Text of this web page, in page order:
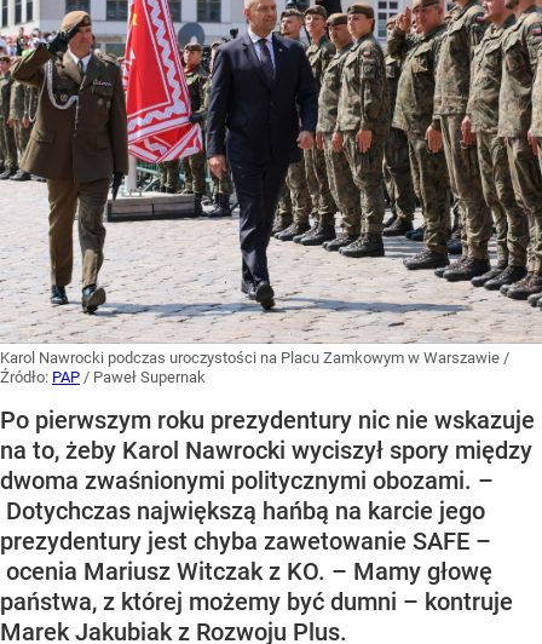
Karol Nawrocki podczas uroczystości na Placu Zamkowym w Warszawie /
Źródło: PAP / Paweł Supernak
Po pierwszym roku prezydentury nic nie wskazuje
na to, żeby Karol Nawrocki wyciszył spory między
dwoma zwaśnionymi politycznymi obozami. –
Dotychczas największą hańbą na karcie jego
prezydentury jest chyba zawetowanie SAFE –
ocenia Mariusz Witczak z KO. – Mamy głowę
państwa, z której możemy być dumni – kontruje
Marek Jakubiak z Rozwoju Plus.